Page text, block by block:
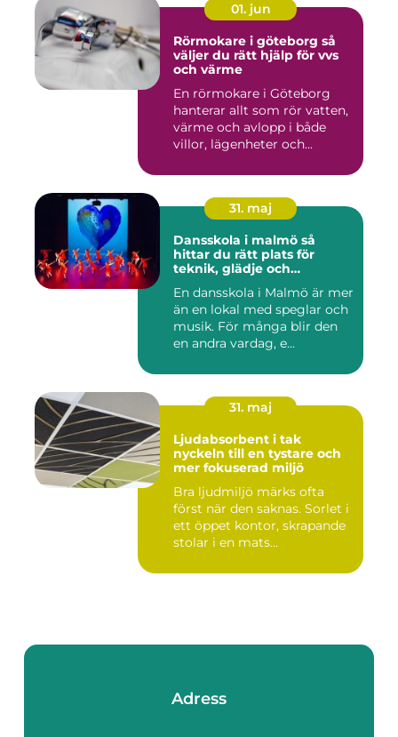
01. jun
Rörmokare i göteborg så
väljer du rätt hjälp för vvs
och värme
En rörmokare i Göteborg
hanterar allt som rör vatten,
värme och avlopp i både
villor, lägenheter och...
31. maj
Dansskola i malmö så
hittar du rätt plats för
teknik, glädje och
En dansskola i Malmö är mer
än en lokal med speglar och
musik. För många blir den
en andra vardag, e...
31. maj
Ljudabsorbent i tak
nyckeln till en tystare och
mer fokuserad miljö
Bra ljudmiljö märks ofta
först när den saknas. Sorlet i
ett öppet kontor, skrapande
stolar i en mats...
Adress